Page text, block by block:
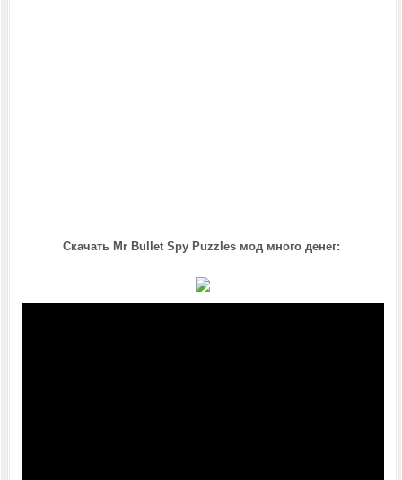
Скачать Mr Bullet Spy Puzzles мод много денег: